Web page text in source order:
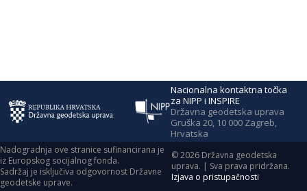
Nacionalna kontaktna točka
za NIPP i INSPIRE
Državna geodetska uprava
Gruška 20, 10 000 Zagreb,
Hrvatska
Nadogradnja ove stranice sufinancirana je
iz Europskog socijalnog fonda.
Sadržaj je isključiva odgovornost Državne
geodetske uprave.
©2026 Državna geodetska
uprava. | Sva prava pridržana.
Izjava o pristupačnosti